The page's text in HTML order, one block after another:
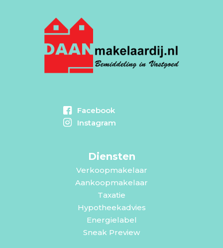
Facebook
Instagram
Diensten
Verkoopmakelaar
Aankoopmakelaar
Taxatie
Hypotheekadvies
Energielabel
Sneak Preview